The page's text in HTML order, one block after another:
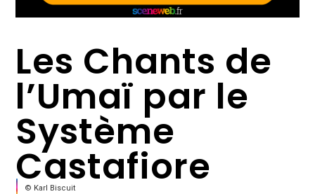
Les Chants de
l’Umaï par le
Système
Castafiore
© Karl Biscuit